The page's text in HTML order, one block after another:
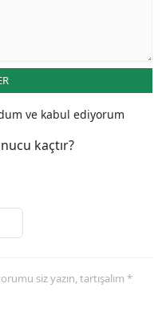
ve kabul ediyorum
kaçtır?
siz yazın, tartışalım *